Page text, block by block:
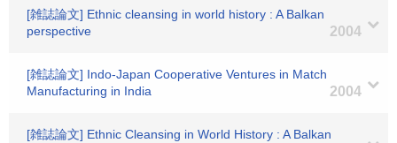
[雑誌論文] Ethnic cleansing in world history : A Balkan
perspective
2004
[雑誌論文] Indo-Japan Cooperative Ventures in Match
Manufacturing in India
2004
[雑誌論文] Ethnic Cleansing in World History : A Balkan